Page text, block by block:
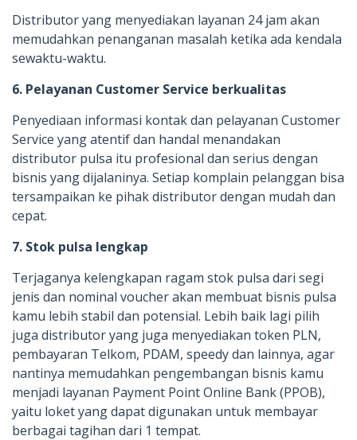
Distributor yang menyediakan layanan 24 jam akan
memudahkan penanganan masalah ketika ada kendala
sewaktu-waktu.
6. Pelayanan Customer Service berkualitas
Penyediaan informasi kontak dan pelayanan Customer
Service yang atentif dan handal menandakan
distributor pulsa itu profesional dan serius dengan
bisnis yang dijalaninya. Setiap komplain pelanggan bisa
tersampaikan ke pihak distributor dengan mudah dan
cepat.
7. Stok pulsa lengkap
Terjaganya kelengkapan ragam stok pulsa dari segi
jenis dan nominal voucher akan membuat bisnis pulsa
kamu lebih stabil dan potensial. Lebih baik lagi pilih
juga distributor yang juga menyediakan token PLN,
pembayaran Telkom, PDAM, speedy dan lainnya, agar
nantinya memudahkan pengembangan bisnis kamu
menjadi layanan Payment Point Online Bank (PPOB),
yaitu loket yang dapat digunakan untuk membayar
berbagai tagihan dari 1 tempat.